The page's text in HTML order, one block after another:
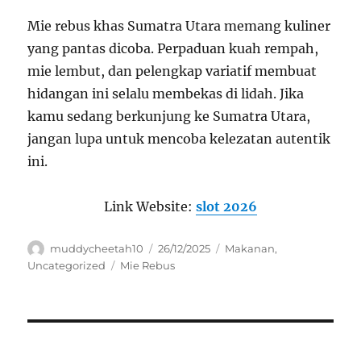
Mie rebus khas Sumatra Utara memang kuliner
yang pantas dicoba. Perpaduan kuah rempah,
mie lembut, dan pelengkap variatif membuat
hidangan ini selalu membekas di lidah. Jika
kamu sedang berkunjung ke Sumatra Utara,
jangan lupa untuk mencoba kelezatan autentik
ini.
Link Website: slot 2026
Author
muddycheetah10
Posted
on
26/12/2025 Categories
Makanan,
Uncategorized
Tags
Mie Rebus